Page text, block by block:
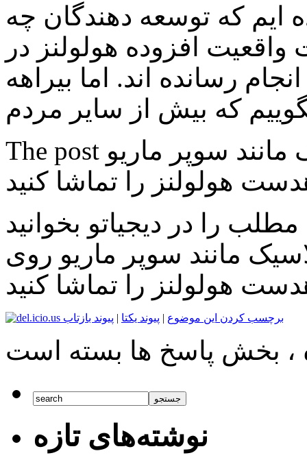
ایم که توسعه دهندگان چه
افزوده هولولنز در
رسانده اند. اما بیراهه
The post اجرای بازی های ویدیویی کلاسیک مانند سوپر ماریو
مانند سوپر ماریو روی
هولولنز را تماشا کنید
برچسب کردن این موضوع | پیوند یکتا | پیوند بازتاب
نوشته‌های تازه